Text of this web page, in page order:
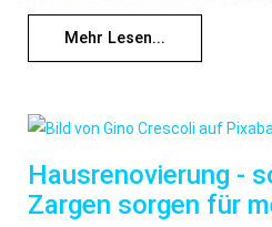
Mehr Lesen...
Hausrenovierung -
Zargen sorgen für